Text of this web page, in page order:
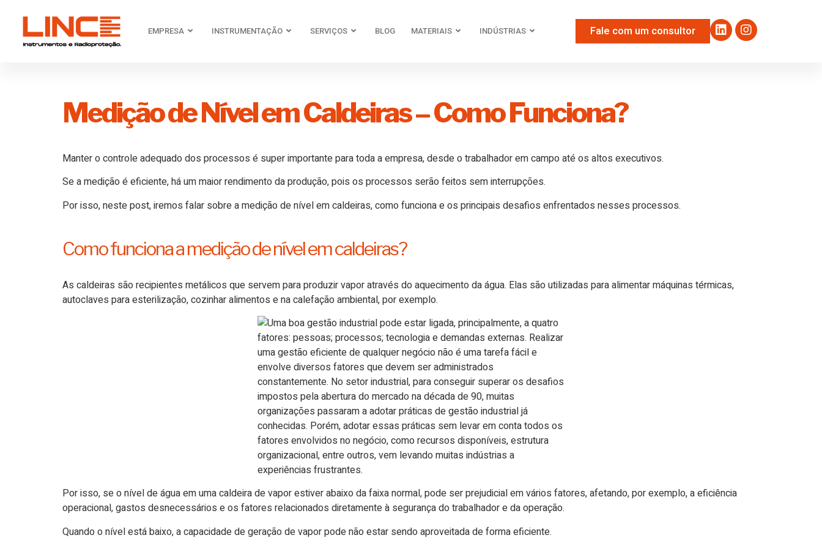
EMPRESA INSTRUMENTAÇÃO SERVIÇOS BLOG MATERIAIS INDÚSTRIAS Fale com um consultor
Medição de Nível em Caldeiras – Como Funciona?
Manter o controle adequado dos processos é super importante para toda a empresa, desde o trabalhador em campo até os altos executivos.
Se a medição é eficiente, há um maior rendimento da produção, pois os processos serão feitos sem interrupções.
Por isso, neste post, iremos falar sobre a medição de nível em caldeiras, como funciona e os principais desafios enfrentados nesses processos.
Como funciona a medição de nível em caldeiras?
As caldeiras são recipientes metálicos que servem para produzir vapor através do aquecimento da água. Elas são utilizadas para alimentar máquinas térmicas,
autoclaves para esterilização, cozinhar alimentos e na calefação ambiental, por exemplo.
Por isso, se o nível de água em uma caldeira de vapor estiver abaixo da faixa normal, pode ser prejudicial em vários fatores, afetando, por exemplo, a eficiência
operacional, gastos desnecessários e os fatores relacionados diretamente à segurança do trabalhador e da operação.
Quando o nível está baixo, a capacidade de geração de vapor pode não estar sendo aproveitada de forma eficiente.